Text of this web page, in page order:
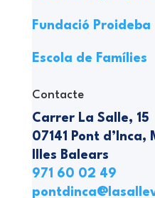
Fundació Proideba
Escola de Famílies
Contacte
Carrer La Salle, 15
07141 Pont
Illes Balears
971 60 02 49